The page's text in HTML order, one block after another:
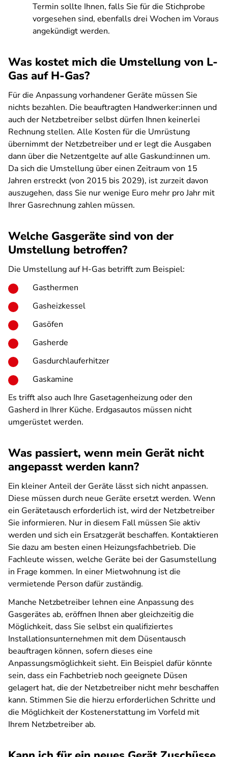
Termin sollte Ihnen, falls Sie für die Stichprobe
vorgesehen sind, ebenfalls drei Wochen im Voraus
angekündigt werden.
Was kostet mich die Umstellung von L-
Gas auf H-Gas?
Für die Anpassung vorhandener Geräte müssen Sie
nichts bezahlen. Die beauftragten Handwerker:innen und
auch der Netzbetreiber selbst dürfen Ihnen keinerlei
Rechnung stellen. Alle Kosten für die Umrüstung
übernimmt der Netzbetreiber und er legt die Ausgaben
dann über die Netzentgelte auf alle Gaskund:innen um.
Da sich die Umstellung über einen Zeitraum von 15
Jahren erstreckt (von 2015 bis 2029), ist zurzeit davon
auszugehen, dass Sie nur wenige Euro mehr pro Jahr mit
Ihrer Gasrechnung zahlen müssen.
Welche Gasgeräte sind von der
Umstellung betroffen?
Die Umstellung auf H-Gas betrifft zum Beispiel:
Gasthermen
Gasheizkessel
Gasöfen
Gasherde
Gasdurchlauferhitzer
Gaskamine
Es trifft also auch Ihre Gasetagenheizung oder den
Gasherd in Ihrer Küche. Erdgasautos müssen nicht
umgerüstet werden.
Was passiert, wenn mein Gerät nicht
angepasst werden kann?
Ein kleiner Anteil der Geräte lässt sich nicht anpassen.
Diese müssen durch neue Geräte ersetzt werden. Wenn
ein Gerätetausch erforderlich ist, wird der Netzbetreiber
Sie informieren. Nur in diesem Fall müssen Sie aktiv
werden und sich ein Ersatzgerät beschaffen. Kontaktieren
Sie dazu am besten einen Heizungsfachbetrieb. Die
Fachleute wissen, welche Geräte bei der Gasumstellung
in Frage kommen. In einer Mietwohnung ist die
vermietende Person dafür zuständig.
Manche Netzbetreiber lehnen eine Anpassung des
Gasgerätes ab, eröffnen Ihnen aber gleichzeitig die
Möglichkeit, dass Sie selbst ein qualifiziertes
Installationsunternehmen mit dem Düsentausch
beauftragen können, sofern dieses eine
Anpassungsmöglichkeit sieht. Ein Beispiel dafür könnte
sein, dass ein Fachbetrieb noch geeignete Düsen
gelagert hat, die der Netzbetreiber nicht mehr beschaffen
kann. Stimmen Sie die hierzu erforderlichen Schritte und
die Möglichkeit der Kostenerstattung im Vorfeld mit
Ihrem Netzbetreiber ab.